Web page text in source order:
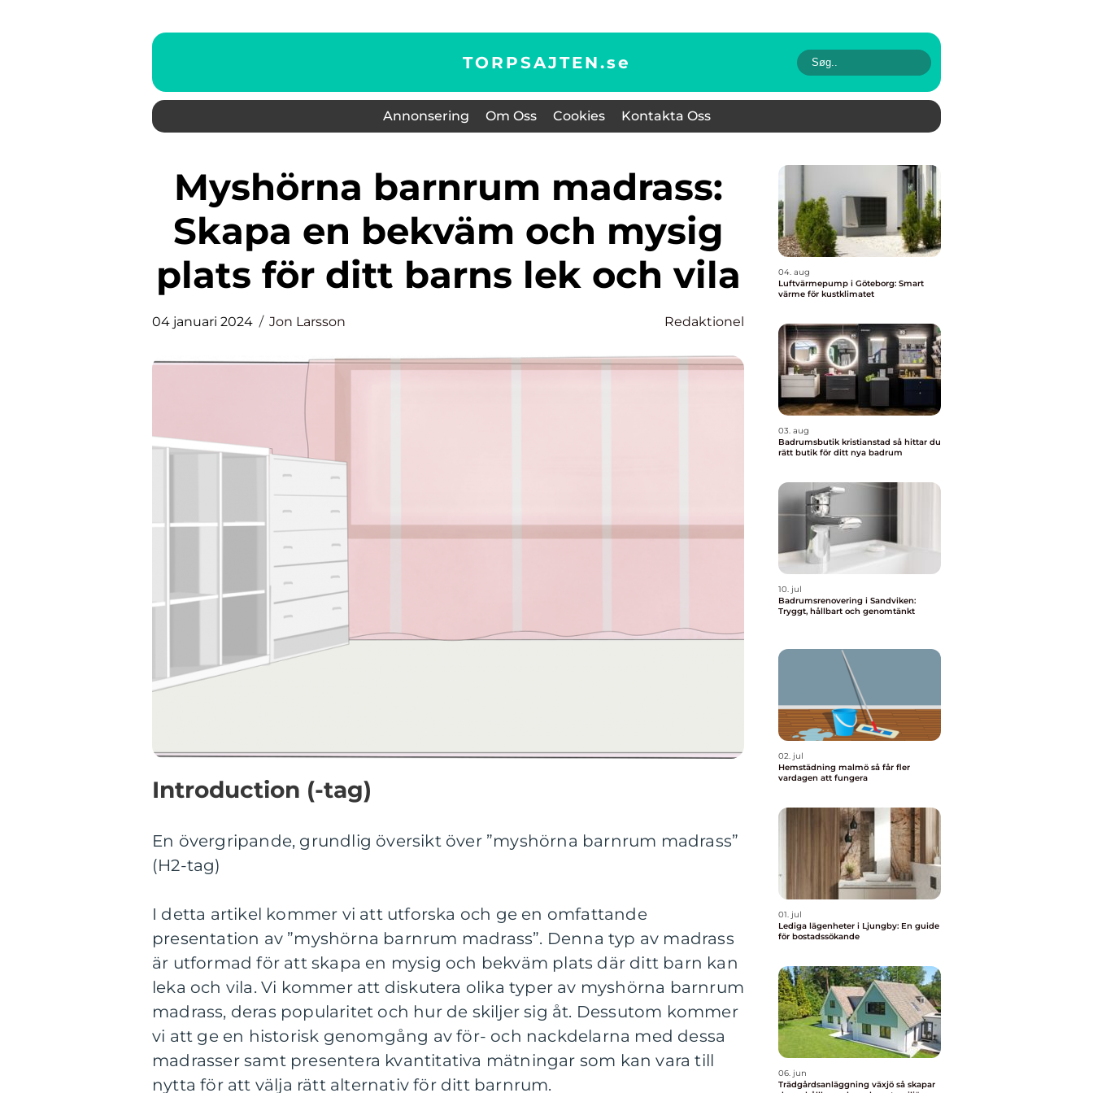
TORPSAJTEN.se
Annonsering Om Oss Cookies Kontakta Oss
Myshörna barnrum madrass:
Skapa en bekväm och mysig
plats för ditt barns lek och vila
04 januari 2024 Jon Larsson Redaktionel
Introduction (-tag)
En övergripande, grundlig översikt över ”myshörna barnrum madrass”
(H2-tag)
I detta artikel kommer vi att utforska och ge en omfattande
presentation av ”myshörna barnrum madrass”. Denna typ av madrass
är utformad för att skapa en mysig och bekväm plats där ditt barn kan
leka och vila. Vi kommer att diskutera olika typer av myshörna barnrum
madrass, deras popularitet och hur de skiljer sig åt. Dessutom kommer
vi att ge en historisk genomgång av för- och nackdelarna med dessa
madrasser samt presentera kvantitativa mätningar som kan vara till
nytta för att välja rätt alternativ för ditt barnrum.
04. aug
Luftvärmepump i Göteborg: Smart
värme för kustklimatet
03. aug
Badrumsbutik kristianstad så hittar du
rätt butik för ditt nya badrum
10. jul
Badrumsrenovering i Sandviken:
Tryggt, hållbart och genomtänkt
02. jul
Hemstädning malmö så får fler
vardagen att fungera
01. jul
Lediga lägenheter i Ljungby: En guide
för bostadssökande
06. jun
Trädgårdsanläggning växjö så skapar